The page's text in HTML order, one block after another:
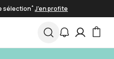
à partir de 100€